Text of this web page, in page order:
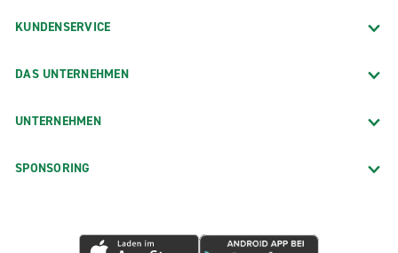
KUNDENSERVICE
DAS UNTERNEHMEN
UNTERNEHMEN
SPONSORING